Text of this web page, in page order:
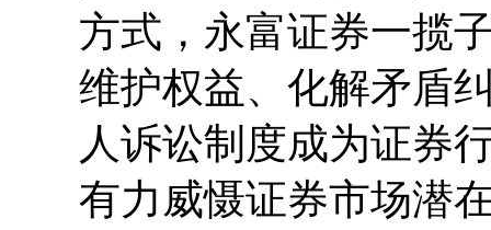
方式，永富证券一揽
维护权益、化解矛盾
人诉讼制度成为证券
有力威慑证券市场潜